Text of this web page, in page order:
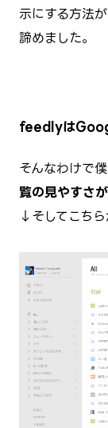
示にする方法
諦めました。
feedlyは
そんなわけで
覧の見やすさ
↓そしてこちら